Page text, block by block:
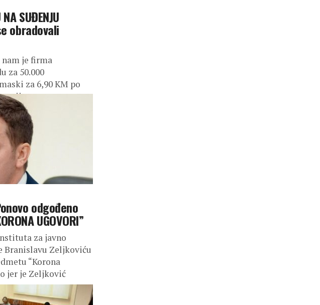
SUĐENJU
obradovali
nam je firma
za 50.000
za 6,90 KM po
ranije...
odgođeno
UGOVORI”
za javno
Branislavu Zeljkoviću
“Korona
jer je Zeljković